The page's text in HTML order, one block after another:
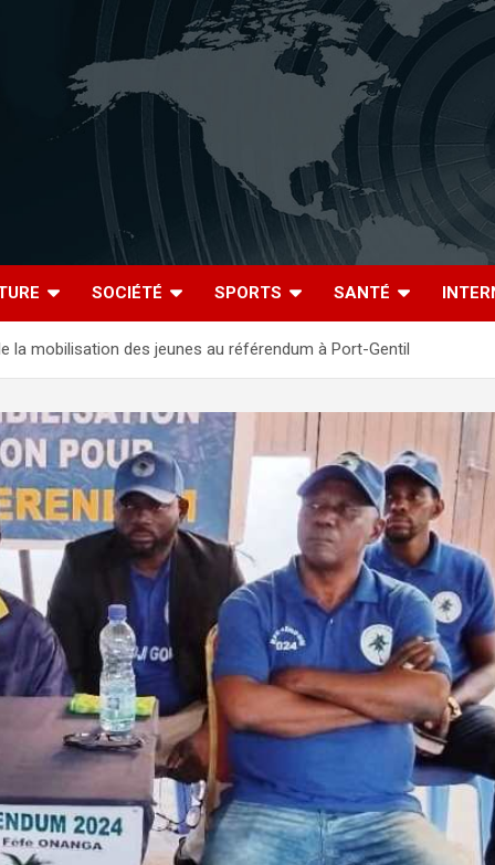
SOCIÉTÉ SPORTS SANTÉ
la mobilisation des jeunes au référendum à Port-Gentil